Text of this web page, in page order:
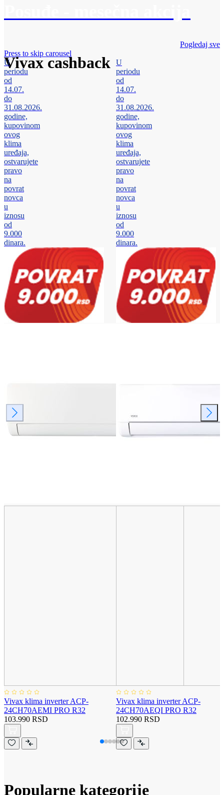
Vivax cashback
Pogledaj sve
Press to skip carousel
U
periodu
od
14.07.
do
31.08.2026.
godine,
kupovinom
ovog
klima
uređaja,
ostvarujete
pravo
na
povrat
novca
u
iznosu
od
9.000
dinara.
Vivax klima inverter ACP-
24CH70AEMI PRO R32
103.990 RSD
U
periodu
od
14.07.
do
31.08.2026.
godine,
kupovinom
ovog
klima
uređaja,
ostvarujete
pravo
na
povrat
novca
u
iznosu
od
9.000
dinara.
Vivax klima inverter ACP-
24CH70AEQI PRO R32
102.990 RSD
Popularne kategorije